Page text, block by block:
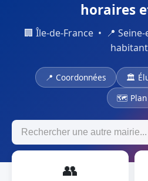
horaires
🏢 Île-de-France • 📍
📍 Coordonnées 🏛
🗺 Plan
👥